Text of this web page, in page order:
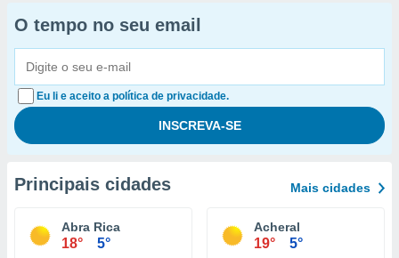
O tempo no seu email
Eu li e aceito a política de privacidade.
Principais cidades Mais cidades
Abra Rica
18° 5°
Acheral
19° 5°